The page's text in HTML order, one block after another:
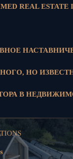
REAL ESTATE
НО
В